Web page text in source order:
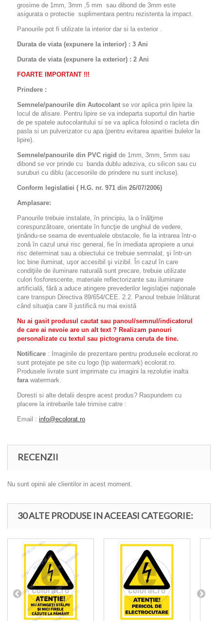
grosime de 1mm, 3mm ,5 mm sau dibond de 3mm este
asigurata o protectie suplimentara pentru rezistenta la impact.
Panourile pot fi utilizate la interior dar si la exterior .
Durata de viata (expunere la interior) : 3 Ani
Durata de viata (expunere la exterior) : 2 Ani
FOARTE IMPORTANT !!!
Prindere :
Semnele/panourile din Autocolant se vor aplica prin lipire la
locul de afisare. Pentru lipire se va indeparta suportul din hartie
de pe spatele autocolantului si se va aplica folosind o racleta din
pasla si un pulverizator cu apa (pentru evitarea aparitiei bulelor la
lipire).
Semnele/panourile din PVC rigid de 1mm, 3mm, 5mm sau
dibond se vor prinde cu banda dublu adeziva, cu silicon sau cu
suruburi cu diblu (accesoriile de prindere nu sunt incluse).
Conform legislatiei ( H.G. nr. 971 din 26/07/2006)
Amplasare:
Panourile trebuie instalate, în principiu, la o înălţime
corespunzătoare, orientate în funcţie de unghiul de vedere,
ţinându-se seama de eventualele obstacole, fie la intrarea într-o
zonă în cazul unui risc general, fie în imediata apropiere a unui
risc determinat sau a obiectului ce trebuie semnalat, şi într-un
loc bine iluminat, uşor accesibil şi vizibil. În cazul în care
condiţiile de iluminare naturală sunt precare, trebuie utilizate
culori fosforescente, materiale reflectorizante sau iluminare
artificială, fără a aduce atingere prevederilor legislaţiei naţionale
care transpun Directiva 89/654/CEE. 2.2. Panoul trebuie înlăturat
când situaţia care îl justifică nu mai există
Nu ai gasit produsul cautat sau panoul/semnul/indicatorul
de care ai nevoie are un alt text ? Realizam panouri
personalizate cu textul sau pictograma ceruta de tine.
Notificare : Imaginile de prezentare pentru produsele ecolorat.ro
sunt protejate pe site cu logo (tip watermark) ecolorat.ro.
Produsele livrate sunt imprimate cu imagini la rezolutie inalta
fara watermark.
Doresti si alte detalii despre acest produs? Raspundem cu
placere la intrebarile tale trimise catre :
Email : info@ecolorat.ro
RECENZII
Nu sunt opinii ale clientilor in acest moment.
30 ALTE PRODUSE IN ACEEASI CATEGORIE: